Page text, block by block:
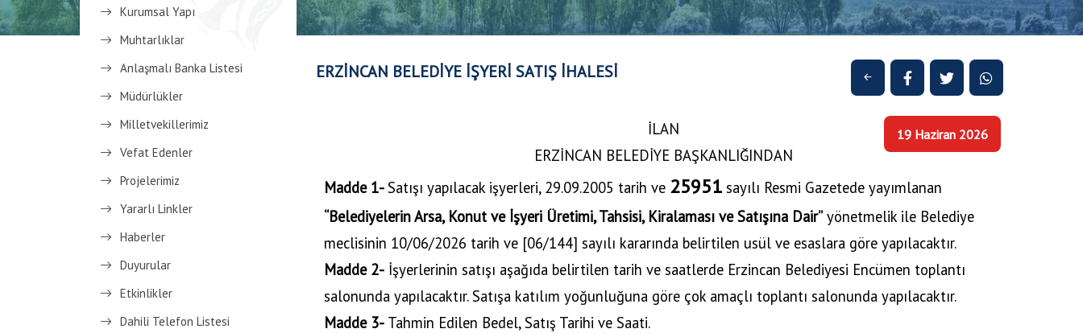
Kurumsal Yapı
Muhtarlıklar
Anlaşmalı Banka Listesi
Müdürlükler
Milletvekillerimiz
Vefat Edenler
Projelerimiz
Yararlı Linkler
Haberler
Duyurular
Etkinlikler
Dahili Telefon Listesi
ERZİNCAN BELEDİYE İŞYERİ SATIŞ İHALESİ
19 Haziran 2026
İLAN
ERZİNCAN BELEDİYE BAŞKANLIĞINDAN
Madde 1-Satışı yapılacak işyerleri, 29.09.2005 tarih ve 25951sayılı Resmi Gazetede yayımlanan
“Belediyelerin Arsa, Konut ve İşyeri Üretimi, Tahsisi, Kiralaması ve Satışına Dair”yönetmelik ile Belediye
meclisinin 10/06/2026 tarih ve [06/144] sayılı kararında belirtilen usül ve esaslara göre yapılacaktır.
Madde 2-İşyerlerinin satışı aşağıda belirtilen tarih ve saatlerde Erzincan Belediyesi Encümen toplantı
salonunda yapılacaktır. Satışa katılım yoğunluğuna göre çok amaçlı toplantı salonunda yapılacaktır.
Madde 3- Tahmin Edilen Bedel, Satış Tarihi ve Saati.